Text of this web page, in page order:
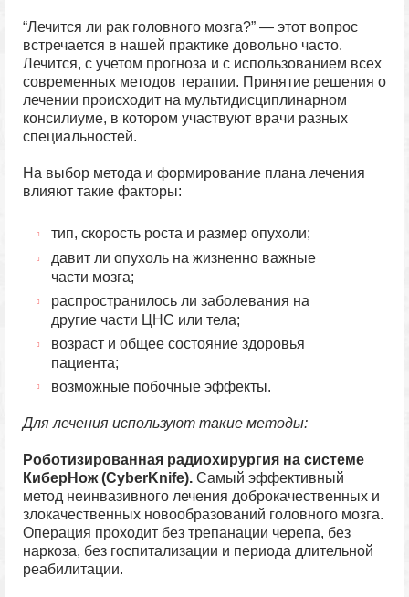
“Лечится ли рак головного мозга?” — этот вопрос
встречается в нашей практике довольно часто.
Лечится, с учетом прогноза и с использованием всех
современных методов терапии. Принятие решения о
лечении происходит на мультидисциплинарном
консилиуме, в котором участвуют врачи разных
специальностей.
На выбор метода и формирование плана лечения
влияют такие факторы:
тип, скорость роста и размер опухоли;
давит ли опухоль на жизненно важные
части мозга;
распространилось ли заболевания на
другие части ЦНС или тела;
возраст и общее состояние здоровья
пациента;
возможные побочные эффекты.
Для лечения используют такие методы:
Роботизированная радиохирургия на системе
КиберНож (CyberKnife). Самый эффективный
метод неинвазивного лечения доброкачественных и
злокачественных новообразований головного мозга.
Операция проходит без трепанации черепа, без
наркоза, без госпитализации и периода длительной
реабилитации.